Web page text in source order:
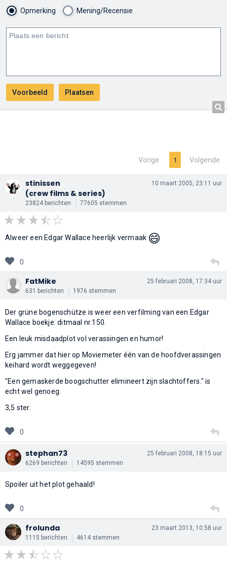
Opmerking Mening/Recensie
Vorige 1 Volgende
stinissen
(crew films & series)
23824 berichten 77605 stemmen
10 maart 2005, 23:11 uur
Alweer een Edgar Wallace heerlijk vermaak 😄
0
FatMike
631 berichten 1976 stemmen
25 februari 2008, 17:34 uur
Der grüne bogenschütze is weer een verfilming van een Edgar
Wallace boekje: ditmaal nr.150.
Een leuk misdaadplot vol verassingen en humor!
Erg jammer dat hier op Moviemeter één van de hoofdverassingen
keihard wordt weggegeven!
"Een gemaskerde boogschutter elimineert zijn slachtoffers." is
echt wel genoeg.
3,5 ster.
0
stephan73
6269 berichten 14595 stemmen
25 februari 2008, 18:15 uur
Spoiler uit het plot gehaald!
0
frolunda
1115 berichten 4614 stemmen
23 maart 2013, 10:58 uur